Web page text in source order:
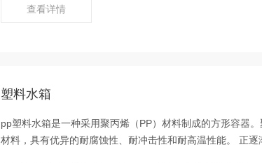
查看详情
塑料水箱
pp塑料水箱是一种采用聚丙烯（PP）材料制成的方形容器
材料，具有优异的耐腐蚀性、耐冲击性和耐高温性能。 正